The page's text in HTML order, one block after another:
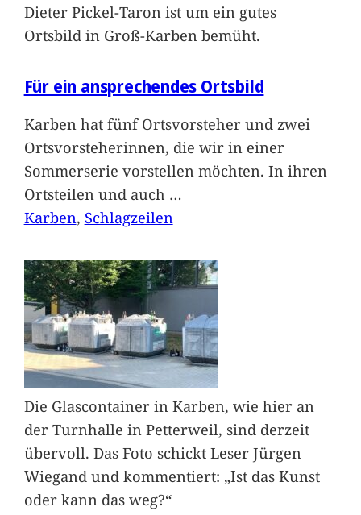
Dieter Pickel-Taron ist um ein gutes
Ortsbild in Groß-Karben bemüht.
Für ein ansprechendes Ortsbild
Karben hat fünf Ortsvorsteher und zwei
Ortsvorsteherinnen, die wir in einer
Sommerserie vorstellen möchten. In ihren
Ortsteilen und auch …
Karben, Schlagzeilen
Die Glascontainer in Karben, wie hier an
der Turnhalle in Petterweil, sind derzeit
übervoll. Das Foto schickt Leser Jürgen
Wiegand und kommentiert: „Ist das Kunst
oder kann das weg?“